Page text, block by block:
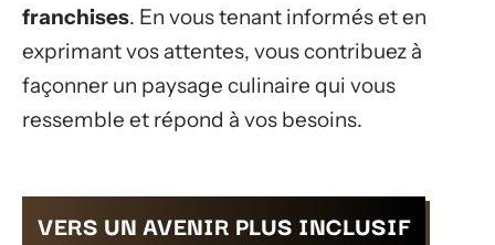
franchises. En vous tenant informés et en
exprimant vos attentes, vous contribuez à
façonner un paysage culinaire qui vous
ressemble et répond à vos besoins.
VERS UN AVENIR PLUS INCLUSIF